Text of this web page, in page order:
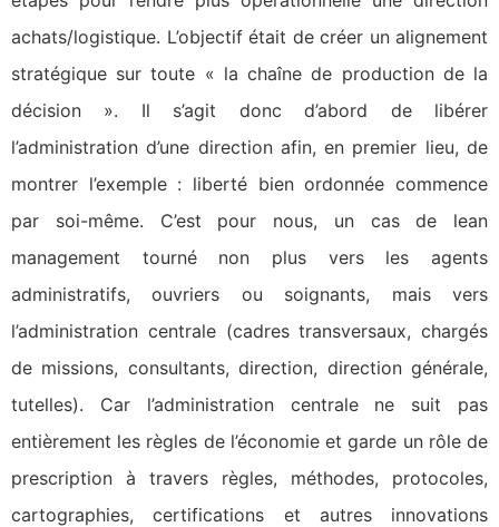
achats/logistique. L’objectif était de créer un alignement
stratégique sur toute « la chaîne de production de la
décision ». Il s’agit donc d’abord de libérer
l’administration d’une direction afin, en premier lieu, de
montrer l’exemple : liberté bien ordonnée commence
par soi-même. C’est pour nous, un cas de lean
management tourné non plus vers les agents
administratifs, ouvriers ou soignants, mais vers
l’administration centrale (cadres transversaux, chargés
de missions, consultants, direction, direction générale,
tutelles). Car l’administration centrale ne suit pas
entièrement les règles de l’économie et garde un rôle de
prescription à travers règles, méthodes, protocoles,
cartographies, certifications et autres innovations